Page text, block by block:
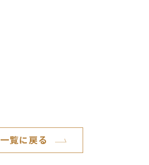
一覧に戻る